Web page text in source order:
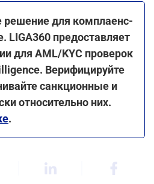
решение для комплаенс-
LIGA360 предоставляет
для AML/KYC проверок
Верифицируйте
санкционные и
относительно них.
.